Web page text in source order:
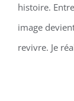
histoire.
image
revivre. Je